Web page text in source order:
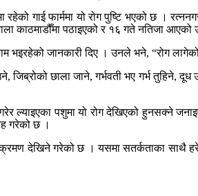
गाई फार्ममा यो रोग पुष्टि भएको छ ।
काठमाडौँमा पठाइएको र १६ गते नतिजा आएको
भइरहेको जानकारी दिए । उनले भने, “रोग
छाला जाने, गर्भवती भए गर्भ तुहिने,
ल्याइएका पशुमा यो रोग देखिएको हुनसक्ने
गरेको छ ।
देखिने गरेको छ । यसमा सतर्कताका साथै